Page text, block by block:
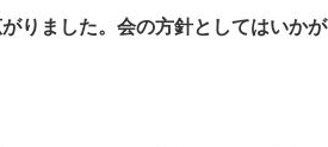
ました。会の方針としてはいかが